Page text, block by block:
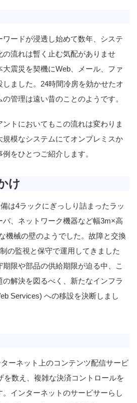
ワードが浸透し始めて数年、システ
の流れは暫く止む気配がありませ
震災を契機にWeb、メール、ファ
ました。24時間冷房を効かせたオ
管理は遠い昔のことのようです。
ントにおいてもこの流れは変わりま
模なシステムにてオンプレミスか
をひとつご紹介します。
け
は4ラックにぎっしり詰まったラッ
バ、ネットワーク機器など幅3m×高
機械の壁のようでした。故障と交換
の監視と保守で運用してきました
限や部品の供給期限が迫る中、こ
解決を図るべく、新たなインフラ
Services) への移設を決断しまし
ーネット上のコンテンツ配信サービ
を数え、複雑な決済コントロールを
インターネットのサービサーらし